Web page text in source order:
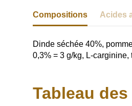
Compositions Acides
Dinde séchée 40%,
0,3% = 3 g/kg, L-
Tableau